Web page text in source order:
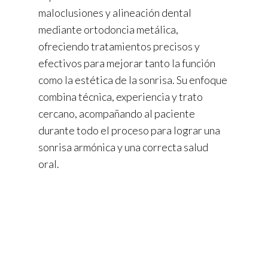
maloclusiones y alineación dental
mediante ortodoncia metálica,
ofreciendo tratamientos precisos y
efectivos para mejorar tanto la función
como la estética de la sonrisa. Su enfoque
combina técnica, experiencia y trato
cercano, acompañando al paciente
durante todo el proceso para lograr una
sonrisa armónica y una correcta salud
oral.